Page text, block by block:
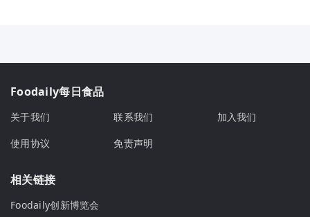
Foodaily每日食品
关于我们 联系我们
加入我们
使用协议
免责声明
相关链接
Foodaily创新博览会